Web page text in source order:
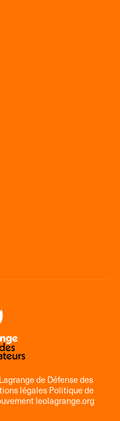
de Défense des
légales Politique de
leolagrange.org